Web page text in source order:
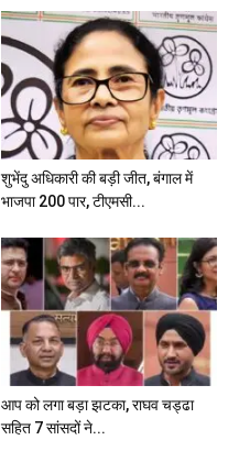
शुभेंदु अधिकारी की बड़ी जीत, बंगाल में
भाजपा 200 पार, टीएमसी...
आप को लगा बड़ा झटका, राघव चड्ढा
सहित 7 सांसदों ने...